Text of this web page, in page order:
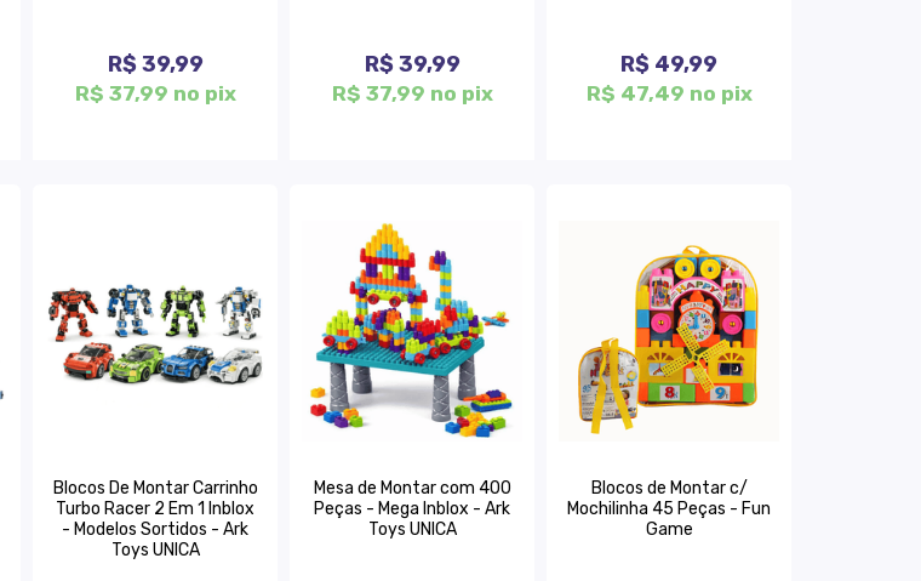
R$ 39,99
R$ 37,99 no pix
R$ 39,99
R$ 37,99 no pix
R$ 49,99
R$ 47,49 no pix
Blocos De Montar Carrinho
Turbo Racer 2 Em 1 Inblox
- Modelos Sortidos - Ark
Toys UNICA
Mesa de Montar com 400
Peças - Mega Inblox - Ark
Toys UNICA
Blocos de Montar c/
Mochilinha 45 Peças - Fun
Game